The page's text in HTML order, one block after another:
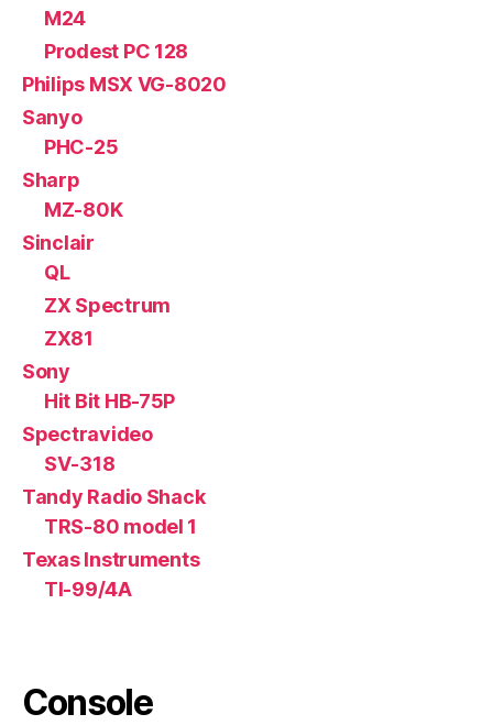
M24
Prodest PC 128
Philips MSX VG-8020
Sanyo
PHC-25
Sharp
MZ-80K
Sinclair
QL
ZX Spectrum
ZX81
Sony
Hit Bit HB-75P
Spectravideo
SV-318
Tandy Radio Shack
TRS-80 model 1
Texas Instruments
TI-99/4A
Console